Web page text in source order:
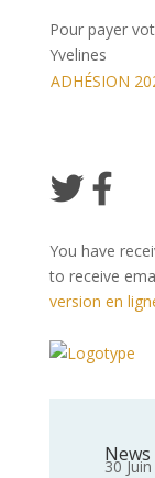
Pour payer
Yvelines
ADHÉSION
You have
to receive
version en
News
30